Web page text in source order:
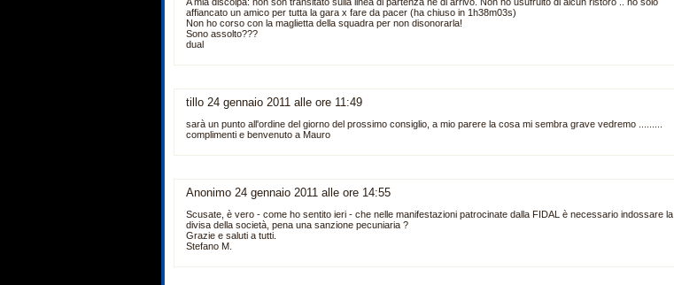
affiancato un amico per tutta la gara x fare da pacer (ha chiuso in 1h38m03s)
Non ho corso con la maglietta della squadra per non disonorarla!
Sono assolto???
dual
tillo 24 gennaio 2011 alle ore 11:49
sarà un punto all'ordine del giorno del prossimo consiglio, a mio parere la cosa mi sembra grave vedremo .........
complimenti e benvenuto a Mauro
Anonimo 24 gennaio 2011 alle ore 14:55
Scusate, è vero - come ho sentito ieri - che nelle manifestazioni patrocinate dalla FIDAL è necessario indossare la
divisa della società, pena una sanzione pecuniaria ?
Grazie e saluti a tutti.
Stefano M.